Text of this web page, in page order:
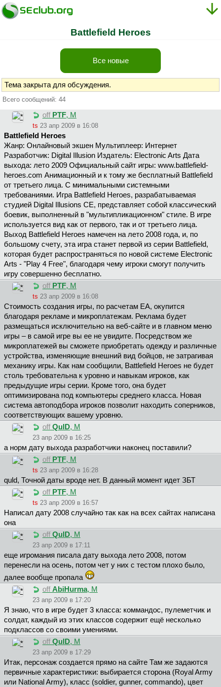
Battlefield Heroes
Все новые
Тема закрыта для обсуждения.
Всего сообщений: 44
off PTF, М
ts 23 апр 2009 в 16:08
Battlefield Heroes
Жанр: Онлайновый экшен Мультиплеер: Интернет
Разработчик: Digital Illusion Издатель: Electronic Arts Дата
выхода: лето 2009 Официальный сайт игры: www.battlefield-
heroes.com Анимационный и к тому же бесплатный Battlefield
от третьего лица. С минимальными системными
требованиями. Игра Battlefield Heroes, разрабатываемая
студией Digital Illusions CE, представляет собой классический
боевик, выполненный в "мультипликационном" стиле. В игре
используется вид как от первого, так и от третьего лица.
Выход Battlefield Heroes намечен на лето 2008 года, и, по
большому счету, эта игра станет первой из серии Battlefield,
которая будет распространяться по новой системе Electronic
Arts - "Play 4 Free", благодаря чему игроки смогут получить
игру совершенно бесплатно.
off PTF, М
ts 23 апр 2009 в 16:08
Стоимость создания игры, по расчетам ЕА, окупится
благодаря рекламе и микроплатежам. Реклама будет
размещаться исключительно на веб-сайте и в главном меню
игры – в самой игре вы ее не увидите. Посредством же
микроплатежей вы сможете приобретать одежду и различные
устройства, изменяющие внешний вид бойцов, не затрагивая
механику игры. Как нам сообщили, Battlefield Heroes не будет
столь требовательна к уровню и навыкам игроков, как
предыдущие игры серии. Кроме того, она будет
оптимизирована под компьютеры среднего класса. Новая
система автоподбора игроков позволит находить соперников,
соответствующих вашему уровню.
off QulD, М
23 апр 2009 в 16:25
а норм дату выхода разработчики наконец поставили?
off PTF, М
ts 23 апр 2009 в 16:28
quld, Точной даты вроде нет. В данный момент идет ЗБТ
off PTF, М
ts 23 апр 2009 в 16:57
Написал дату 2008 случайно так как на всех сайтах написана
она
off QulD, М
23 апр 2009 в 17:11
еще игромания писала дату выхода лето 2008, потом
перенесли на осень, потом чет у них с тестом плохо было,
далее вообще пропала
off AbiHurma, М
23 апр 2009 в 17:20
Я знаю, что в игре будет 3 класса: коммандос, пулеметчик и
солдат, каждый из этих классов содержит ещё несколько
подклассов со своими умениями.
off QulD, М
23 апр 2009 в 17:29
Итак, персонаж создается прямо на сайте Там же задаются
первичные характеристики: выбирается сторона (Royal Army
или National Army), класс (soldier, gunner, commando), цвет